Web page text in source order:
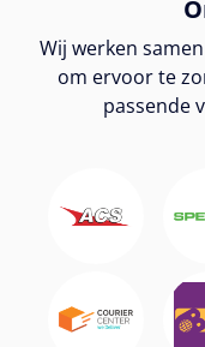
Wij werken
om ervoor te
passende